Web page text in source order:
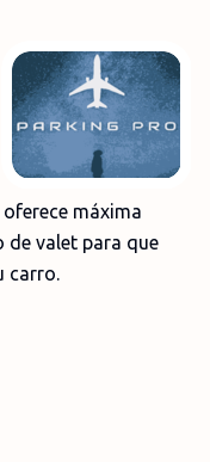
máxima
de valet para que
carro.